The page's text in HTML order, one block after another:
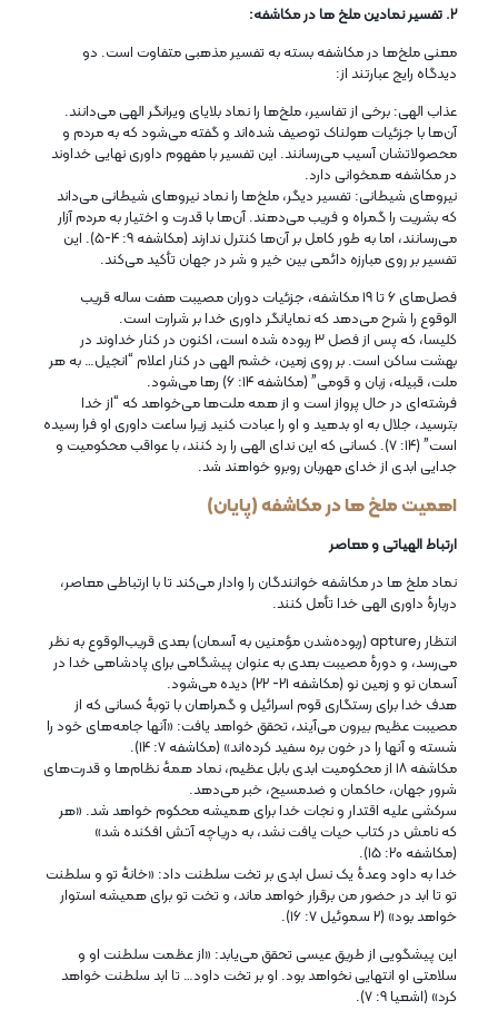
۲. تفسیر نمادین ملخ‌ ها در مکاشفه:
معنی ملخ‌ها در مکاشفه بسته به تفسیر مذهبی متفاوت است. دو
دیدگاه رایج عبارتند از:
عذاب الهی: برخی از تفاسیر، ملخ‌ها را نماد بلایای ویرانگر الهی می‌دانند.
آن‌ها با جزئیات هولناک توصیف شده‌اند و گفته می‌شود که به مردم و
محصولاتشان آسیب می‌رسانند. این تفسیر با مفهوم داوری نهایی خداوند
در مکاشفه همخوانی دارد.
نیروهای شیطانی: تفسیر دیگر، ملخ‌ها را نماد نیروهای شیطانی می‌داند
که بشریت را گمراه و فریب می‌دهند. آن‌ها با قدرت و اختیار به مردم آزار
می‌رسانند، اما به طور کامل بر آن‌ها کنترل ندارند (مکاشفه ۹: ۴-۵). این
تفسیر بر روی مبارزه دائمی بین خیر و شر در جهان تأکید می‌کند.
فصل‌های ۶ تا ۱۹ مکاشفه، جزئیات دوران مصیبت هفت ساله قریب
الوقوع را شرح می‌دهد که نمایانگر داوری خدا بر شرارت است.
کلیسا، که پس از فصل ۳ ربوده شده است، اکنون در کنار خداوند در
بهشت ساکن است. بر روی زمین، خشم الهی در کنار اعلام “انجیل… به هر
ملت، قبیله، زبان و قومی” (مکاشفه ۱۴: ۶) رها می‌شود.
فرشته‌ای در حال پرواز است و از همه ملت‌ها می‌خواهد که “از خدا
بترسید، جلال به او بدهید و او را عبادت کنید زیرا ساعت داوری او فرا رسیده
است” (۱۴: ۷). کسانی که این ندای الهی را رد کنند، با عواقب محکومیت و
جدایی ابدی از خدای مهربان روبرو خواهند شد.
اهمیت ملخ‌ ها در مکاشفه (پایان)
ارتباط الهیاتی و معاصر
نماد ملخ‌ ها در مکاشفه خوانندگان را وادار می‌کند تا با ارتباطی معاصر،
دربارهٔ داوری الهی خدا تأمل کنند.
انتظار رapture (ربوده‌شدن مؤمنین به آسمان) بعدی قریب‌الوقوع به نظر
می‌رسد، و دورهٔ مصیبت بعدی به عنوان پیشگامی برای پادشاهی خدا در
آسمان نو و زمین نو (مکاشفه ۲۱- ۲۲) دیده می‌شود.
هدف خدا برای رستگاری قوم اسرائیل و گمراهان با توبهٔ کسانی که از
مصیبت عظیم بیرون می‌آیند، تحقق خواهد یافت: «آنها جامه‌های خود را
شسته و آنها را در خون بره سفید کرده‌اند» (مکاشفه ۷: ۱۴).
مکاشفه ۱۸ از محکومیت ابدی بابل عظیم، نماد همهٔ نظام‌ها و قدرت‌های
شرور جهان، حاکمان و ضدمسیح، خبر می‌دهد.
سرکشی علیه اقتدار و نجات خدا برای همیشه محکوم خواهد شد. «هر
که نامش در کتاب حیات یافت نشد، به دریاچه آتش افکنده شد»
(مکاشفه ۲۰: ۱۵).
خدا به داود وعدهٔ یک نسل ابدی بر تخت سلطنت داد: «خانهٔ تو و سلطنت
تو تا ابد در حضور من برقرار خواهد ماند، و تخت تو برای همیشه استوار
خواهد بود» (۲ سموئیل ۷: ۱۶).
این پیشگویی از طریق عیسی تحقق می‌یابد: «از عظمت سلطنت او و
سلامتی او انتهایی نخواهد بود. او بر تخت داود… تا ابد سلطنت خواهد
کرد» (اشعیا ۹: ۷).